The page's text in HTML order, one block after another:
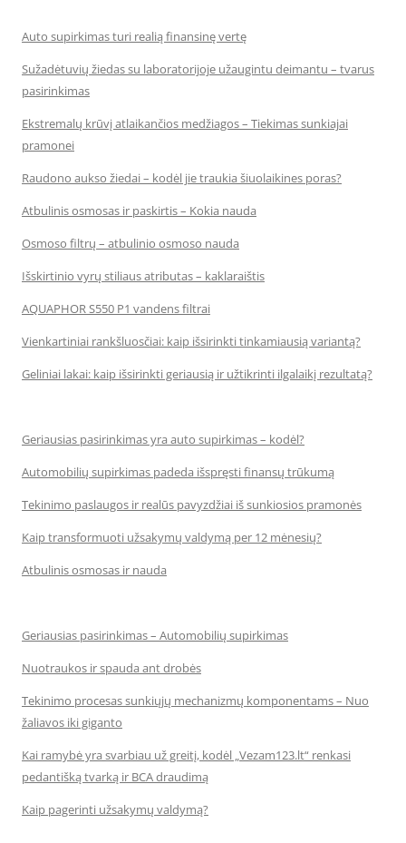
Auto supirkimas turi realią finansinę vertę
Sužadėtuvių žiedas su laboratorijoje užaugintu deimantu – tvarus
pasirinkimas
Ekstremalų krūvį atlaikančios medžiagos – Tiekimas sunkiajai
pramonei
Raudono aukso žiedai – kodėl jie traukia šiuolaikines poras?
Atbulinis osmosas ir paskirtis – Kokia nauda
Osmoso filtrų – atbulinio osmoso nauda
Išskirtinio vyrų stiliaus atributas – kaklaraištis
AQUAPHOR S550 P1 vandens filtrai
Vienkartiniai rankšluosčiai: kaip išsirinkti tinkamiausią variantą?
Geliniai lakai: kaip išsirinkti geriausią ir užtikrinti ilgalaikį rezultatą?
Geriausias pasirinkimas yra auto supirkimas – kodėl?
Automobilių supirkimas padeda išspręsti finansų trūkumą
Tekinimo paslaugos ir realūs pavyzdžiai iš sunkiosios pramonės
Kaip transformuoti užsakymų valdymą per 12 mėnesių?
Atbulinis osmosas ir nauda
Geriausias pasirinkimas – Automobilių supirkimas
Nuotraukos ir spauda ant drobės
Tekinimo procesas sunkiųjų mechanizmų komponentams – Nuo
žaliavos iki giganto
Kai ramybė yra svarbiau už greitį, kodėl „Vezam123.lt“ renkasi
pedantišką tvarką ir BCA draudimą
Kaip pagerinti užsakymų valdymą?